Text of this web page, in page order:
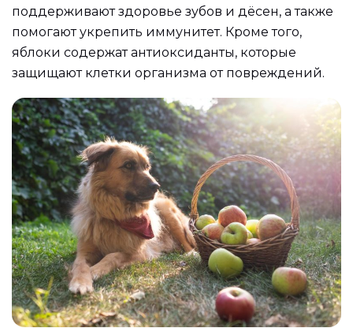
поддерживают здоровье зубов и дёсен, а также
помогают укрепить иммунитет. Кроме того,
яблоки содержат антиоксиданты, которые
защищают клетки организма от повреждений.